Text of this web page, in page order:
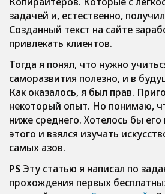
задачей и, естественно,
Созданный текст на сайте
привлекать клиентов.
Тогда я понял, что нужно
саморазвития полезно, и в
Как оказалось, я был прав.
некоторый опыт. Но понимаю,
ниже среднего. Хотелось бы
этого и взялся изучать
самых азов.
PS Эту статью я написал по
прохождения первых